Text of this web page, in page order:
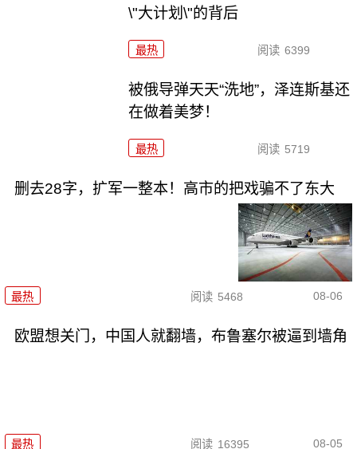
\"大计划\"的背后
最热 阅读 6399
被俄导弹天天“洗地”，泽连斯基还
在做着美梦！
最热 阅读 5719
删去28字，扩军一整本！高市的把戏骗不了东大
最热 阅读 5468 08-06
欧盟想关门，中国人就翻墙，布鲁塞尔被逼到墙角
最热 阅读 16395 08-05